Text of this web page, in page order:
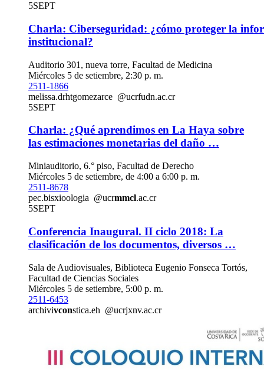
5SEPT
Charla: Ciberseguridad: ¿cómo proteger la
institucional?
Auditorio 301, nueva torre, Facultad de Medicina
Miércoles 5 de setiembre, 2:30 p. m.
2511-1866
melissa.drhtgomezarce @ucrfudn.ac.cr
5SEPT
Charla: ¿Qué aprendimos en La Haya sobre
las estimaciones monetarias del daño …
Miniauditorio, 6.° piso, Facultad de Derecho
Miércoles 5 de setiembre, de 4:00 a 6:00 p. m.
2511-8678
pec.bisxioologia @ucrmmcl.ac.cr
5SEPT
Conferencia Inaugural. II ciclo 2018: La
clasificación de los documentos, diversos …
Sala de Audiovisuales, Biblioteca Eugenio Fonseca Tortós,
Facultad de Ciencias Sociales
Miércoles 5 de setiembre, 5:00 p. m.
2511-6453
archivivconstica.eh @ucrjxnv.ac.cr